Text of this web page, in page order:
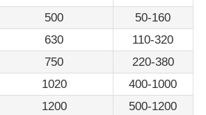
500
50-160
630
110-320
750
220-380
1020
400-1000
1200
500-1200